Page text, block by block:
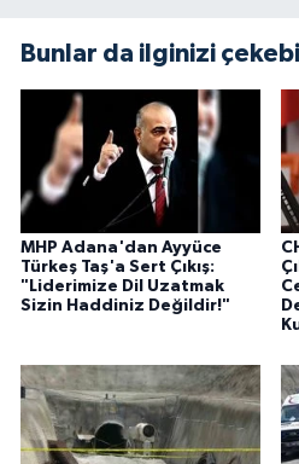
Bunlar da ilginizi
MHP Adana'dan Ayyüce
Türkeş Taş'a Sert Çıkış:
"Liderimize Dil Uzatmak
Sizin Haddiniz Değildir!"